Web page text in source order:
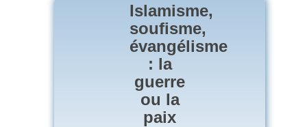
Islamisme,
soufisme,
évangélisme
: la
guerre
ou la
paix